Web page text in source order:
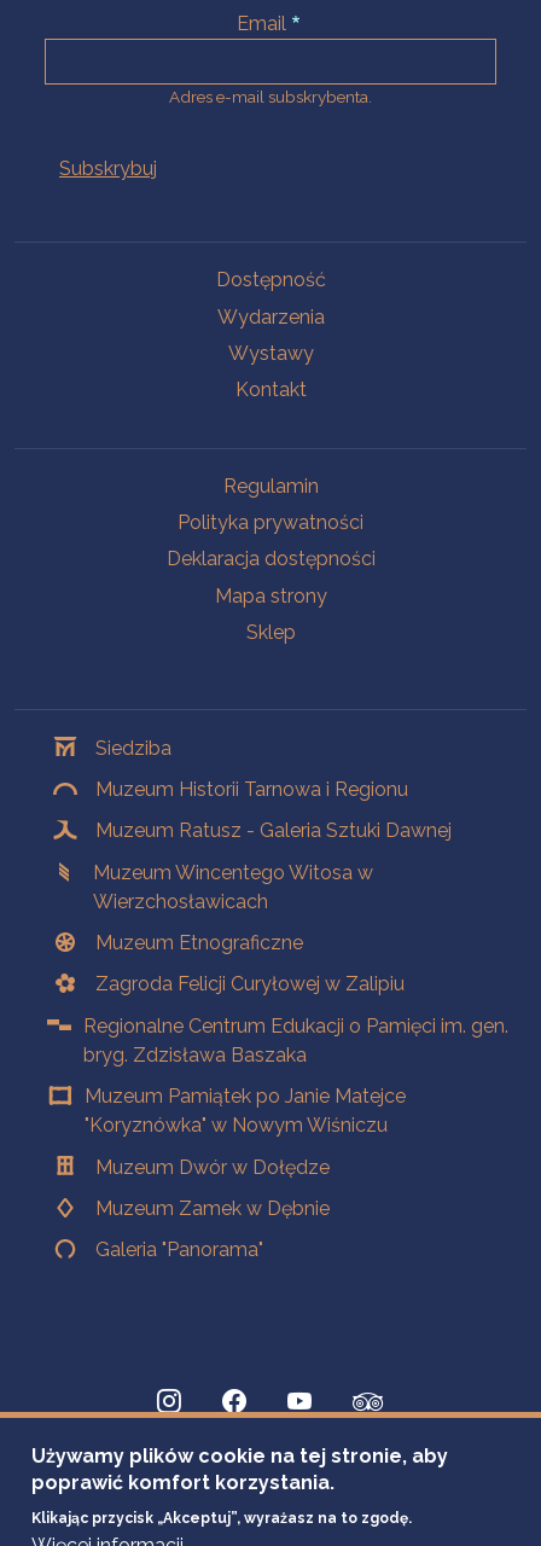
Email
Adres e-mail subskrybenta.
Dostępność
Wydarzenia
Wystawy
Kontakt
Regulamin
Polityka prywatności
Deklaracja dostępności
Mapa strony
Sklep
Siedziba
Muzeum Historii Tarnowa i Regionu
Muzeum Ratusz - Galeria Sztuki Dawnej
Muzeum Wincentego Witosa w
Wierzchosławicach
Muzeum Etnograficzne
Zagroda Felicji Curyłowej w Zalipiu
Regionalne Centrum Edukacji o Pamięci im. gen.
bryg. Zdzisława Baszaka
Muzeum Pamiątek po Janie Matejce
"Koryznówka" w Nowym Wiśniczu
Muzeum Dwór w Dołędze
Muzeum Zamek w Dębnie
Galeria "Panorama"
Używamy plików cookie na tej stronie, aby
poprawić komfort korzystania.
Klikając przycisk „Akceptuj”, wyrażasz na to zgodę.